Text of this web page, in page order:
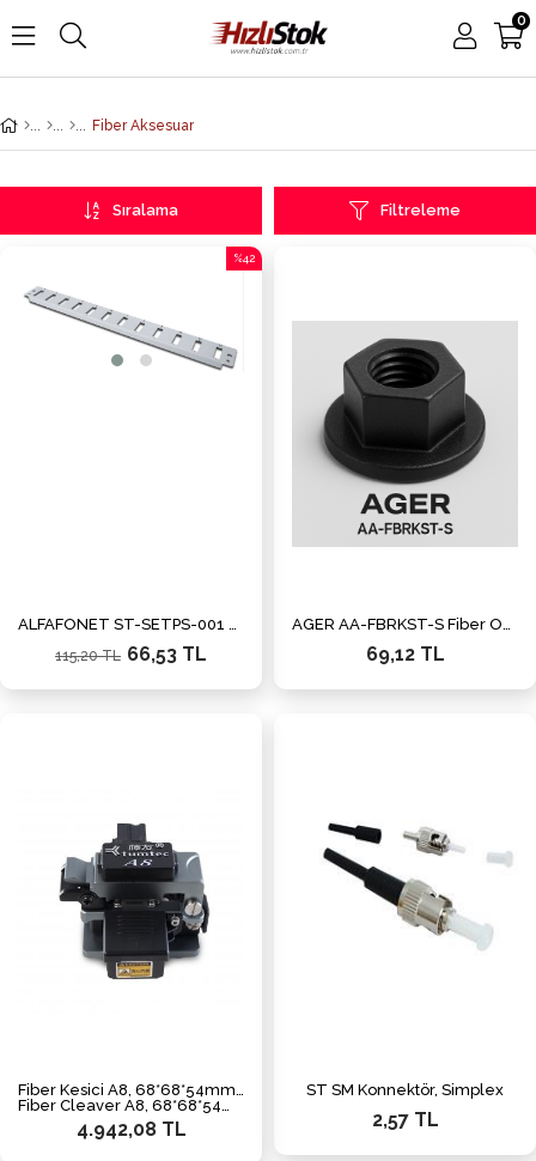
0
Fiber Aksesuar
Filtreleme
Sıralama
66,53 TL
115,20 TL
%42
69,12 TL
Fiber Kesici A8, 68*68*54mm, Single core
Fiber Cleaver A8, 68*68*54mm, Single core
4.942,08 TL
ST SM Konnektör, Simplex
2,57 TL